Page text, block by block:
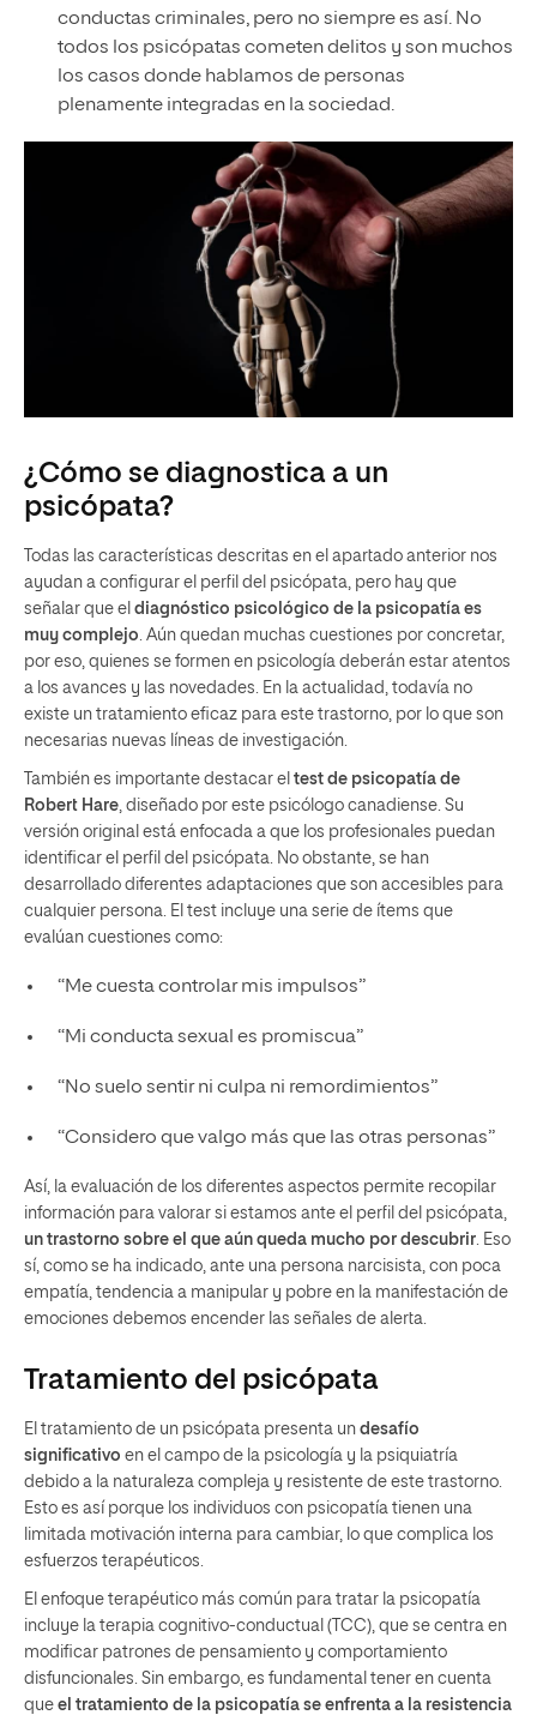
conductas criminales, pero no siempre es así. No
todos los psicópatas cometen delitos y son muchos
los casos donde hablamos de personas
plenamente integradas en la sociedad.
¿Cómo se diagnostica a un
psicópata?
Todas las características descritas en el apartado anterior nos
ayudan a configurar el perfil del psicópata, pero hay que
señalar que el diagnóstico psicológico de la psicopatía es
muy complejo . Aún quedan muchas cuestiones por concretar,
por eso, quienes se formen en psicología deberán estar atentos
a los avances y las novedades. En la actualidad, todavía no
existe un tratamiento eficaz para este trastorno, por lo que son
necesarias nuevas líneas de investigación.
También es importante destacar el test de psicopatía de
Robert Hare , diseñado por este psicólogo canadiense. Su
versión original está enfocada a que los profesionales puedan
identificar el perfil del psicópata. No obstante, se han
desarrollado diferentes adaptaciones que son accesibles para
cualquier persona. El test incluye una serie de ítems que
evalúan cuestiones como:
“Me cuesta controlar mis impulsos”
“Mi conducta sexual es promiscua”
“No suelo sentir ni culpa ni remordimientos”
“Considero que valgo más que las otras personas”
Así, la evaluación de los diferentes aspectos permite recopilar
información para valorar si estamos ante el perfil del psicópata,
un trastorno sobre el que aún queda mucho por descubrir . Eso
sí, como se ha indicado, ante una persona narcisista, con poca
empatía, tendencia a manipular y pobre en la manifestación de
emociones debemos encender las señales de alerta.
Tratamiento del psicópata
El tratamiento de un psicópata presenta un desafío
significativo en el campo de la psicología y la psiquiatría
debido a la naturaleza compleja y resistente de este trastorno.
Esto es así porque los individuos con psicopatía tienen una
limitada motivación interna para cambiar, lo que complica los
esfuerzos terapéuticos.
El enfoque terapéutico más común para tratar la psicopatía
incluye la terapia cognitivo-conductual (TCC), que se centra en
modificar patrones de pensamiento y comportamiento
disfuncionales. Sin embargo, es fundamental tener en cuenta
que el tratamiento de la psicopatía se enfrenta a la resistencia